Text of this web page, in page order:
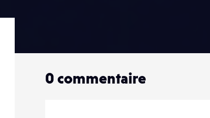
0 commentaire